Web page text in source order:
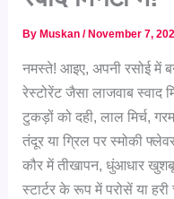
By Muskan/ November 7,
नमस्ते! आइए, अपनी रसोई में
रेस्टोरेंट जैसा लाजवाब स्वाद
टुकड़ों को दही, लाल मिर्च,
तंदूर या ग्रिल पर स्मोकी
कौर में तीखापन, धुंआधार
स्टार्टर के रूप में परोसें या